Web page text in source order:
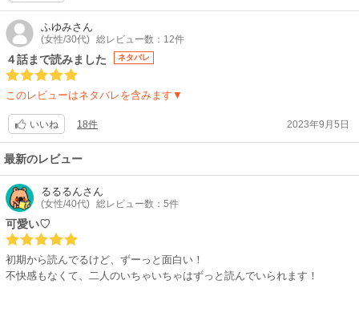
ふゆみさん
(女性/30代) 総レビュー数：12件
４話まで読みました ネタバレ
このレビューはネタバレを含みます▼
いいね 18件 2023年9月5日
最新のレビュー
るるるんさん
(女性/40代) 総レビュー数：5件
可愛い♡
初期から読んでるけど、ずーっと面白い！
不快感もなくて、二人のいちゃいちゃはずっと読んでいられます！